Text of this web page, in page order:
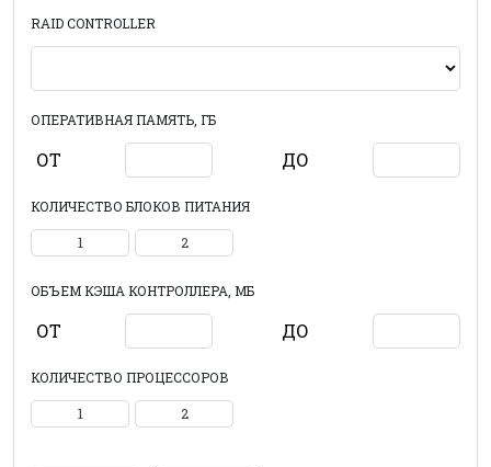
RAID CONTROLLER
ОПЕРАТИВНАЯ ПАМЯТЬ, ГБ
ОТ ДО
КОЛИЧЕСТВО БЛОКОВ ПИТАНИЯ
1 2
ОБЪЕМ КЭША КОНТРОЛЛЕРА, МБ
ОТ ДО
КОЛИЧЕСТВО ПРОЦЕССОРОВ
1 2